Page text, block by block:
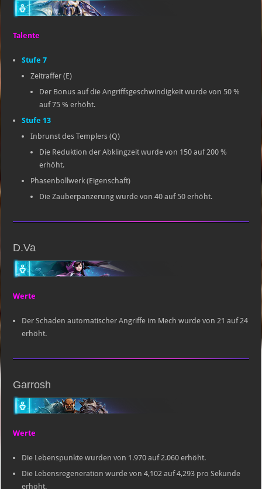
Talente
Stufe 7
Zeitraffer (E)
Der Bonus auf die Angriffsgeschwindigkeit wurde von 50 %
auf 75 % erhöht.
Stufe 13
Inbrunst des Templers (Q)
Die Reduktion der Abklingzeit wurde von 150 auf 200 %
erhöht.
Phasenbollwerk (Eigenschaft)
Die Zauberpanzerung wurde von 40 auf 50 erhöht.
D.Va
Werte
Der Schaden automatischer Angriffe im Mech wurde von 21 auf 24
erhöht.
Garrosh
Werte
Die Lebenspunkte wurden von 1.970 auf 2.060 erhöht.
Die Lebensregeneration wurde von 4,102 auf 4,293 pro Sekunde
erhöht.